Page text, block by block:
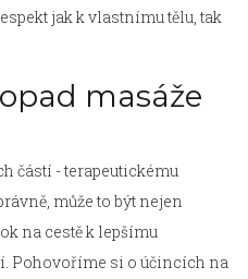
jak k vlastnímu tělu, tak
masáže
částí - terapeutickému
může to být nejen
na cestě k lepšímu
Pohovoříme si o účincích na